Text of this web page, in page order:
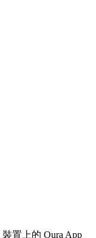
裝置上的 Oura App